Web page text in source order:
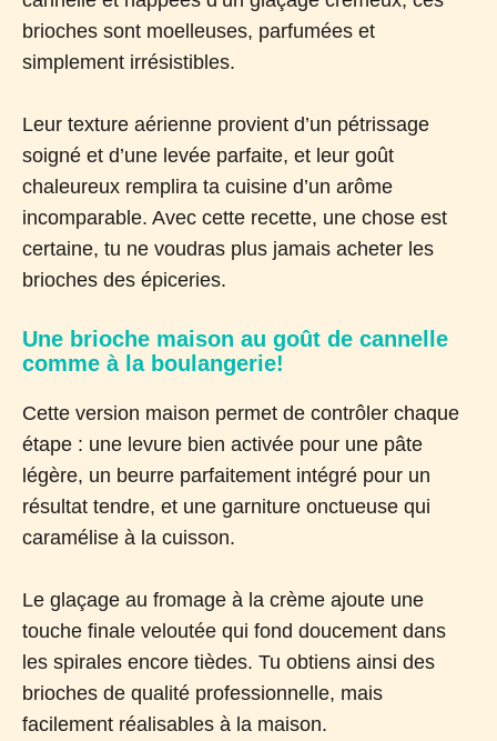
brioches sont moelleuses, parfumées et
simplement irrésistibles.
Leur texture aérienne provient d’un pétrissage
soigné et d’une levée parfaite, et leur goût
chaleureux remplira ta cuisine d’un arôme
incomparable. Avec cette recette, une chose est
certaine, tu ne voudras plus jamais acheter les
brioches des épiceries.
Une brioche maison au goût de cannelle
comme à la boulangerie!
Cette version maison permet de contrôler chaque
étape : une levure bien activée pour une pâte
légère, un beurre parfaitement intégré pour un
résultat tendre, et une garniture onctueuse qui
caramélise à la cuisson.
Le glaçage au fromage à la crème ajoute une
touche finale veloutée qui fond doucement dans
les spirales encore tièdes. Tu obtiens ainsi des
brioches de qualité professionnelle, mais
facilement réalisables à la maison.